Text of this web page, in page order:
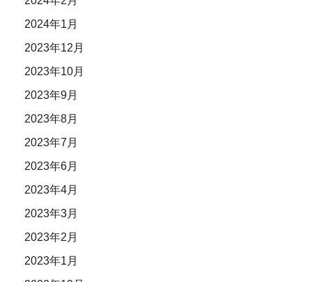
2024年1月
2023年12月
2023年10月
2023年9月
2023年8月
2023年7月
2023年6月
2023年4月
2023年3月
2023年2月
2023年1月